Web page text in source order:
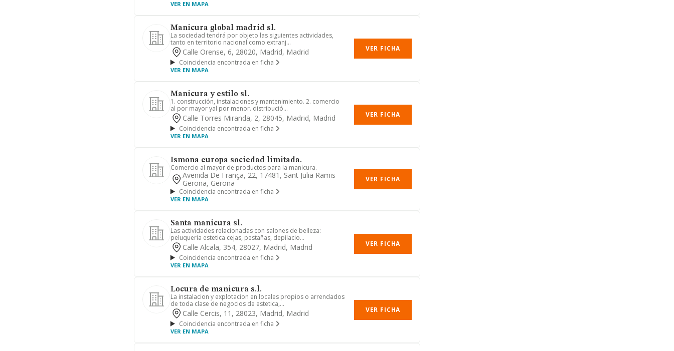
VER EN MAPA
Manicura global madrid sl.
La sociedad tendrá por objeto las siguientes actividades,
tanto en territorio nacional como extranj...
Calle Orense, 6, 28020, Madrid, Madrid
Coincidencia encontrada en ficha
VER EN MAPA
VER FICHA
Manicura y estilo sl.
1. construcción, instalaciones y mantenimiento. 2. comercio
al por mayor yal por menor. distribució...
Calle Torres Miranda, 2, 28045, Madrid, Madrid
Coincidencia encontrada en ficha
VER EN MAPA
VER FICHA
Ismona europa sociedad limitada.
Comercio al mayor de productos para la manicura.
Avenida De França, 22, 17481, Sant Julia Ramis
Gerona, Gerona
Coincidencia encontrada en ficha
VER EN MAPA
VER FICHA
Santa manicura sl.
Las actividades relacionadas con salones de belleza:
peluqueria estetica cejas, pestañas, depilacio...
Calle Alcala, 354, 28027, Madrid, Madrid
Coincidencia encontrada en ficha
VER EN MAPA
VER FICHA
Locura de manicura s.l.
La instalacion y explotacion en locales propios o arrendados
de toda clase de negocios de estetica,...
Calle Cercis, 11, 28023, Madrid, Madrid
Coincidencia encontrada en ficha
VER EN MAPA
VER FICHA